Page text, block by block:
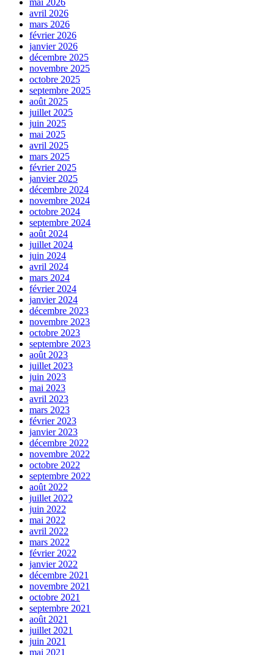
avril 2026
mars 2026
février 2026
janvier 2026
décembre 2025
novembre 2025
octobre 2025
septembre 2025
août 2025
juillet 2025
juin 2025
mai 2025
avril 2025
mars 2025
février 2025
janvier 2025
décembre 2024
novembre 2024
octobre 2024
septembre 2024
août 2024
juillet 2024
juin 2024
avril 2024
mars 2024
février 2024
janvier 2024
décembre 2023
novembre 2023
octobre 2023
septembre 2023
août 2023
juillet 2023
juin 2023
mai 2023
avril 2023
mars 2023
février 2023
janvier 2023
décembre 2022
novembre 2022
octobre 2022
septembre 2022
août 2022
juillet 2022
juin 2022
mai 2022
avril 2022
mars 2022
février 2022
janvier 2022
décembre 2021
novembre 2021
octobre 2021
septembre 2021
août 2021
juillet 2021
juin 2021
mai 2021